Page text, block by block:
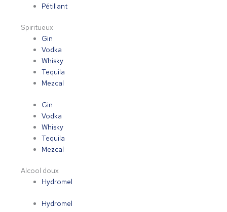
Pétillant
Spiritueux
Gin
Vodka
Whisky
Tequila
Mezcal
Gin
Vodka
Whisky
Tequila
Mezcal
Alcool doux
Hydromel
Hydromel